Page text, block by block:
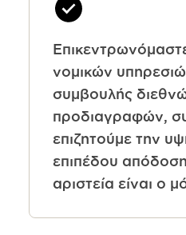
νομικών
συμβουλής
προδιαγραφών,
επιζητούμε την
επιπέδου απόδοση
αριστεία είναι ο